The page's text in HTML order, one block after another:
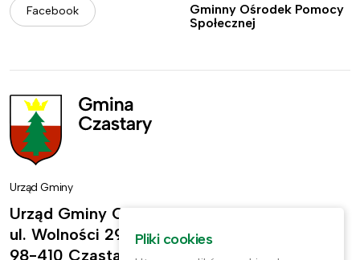
Facebook
Gminny Ośrodek Pomocy
Społecznej
Urząd Gminy
Urząd Gminy Czastary
ul. Wolności 29,
98-410 Czastary
Pliki cookies